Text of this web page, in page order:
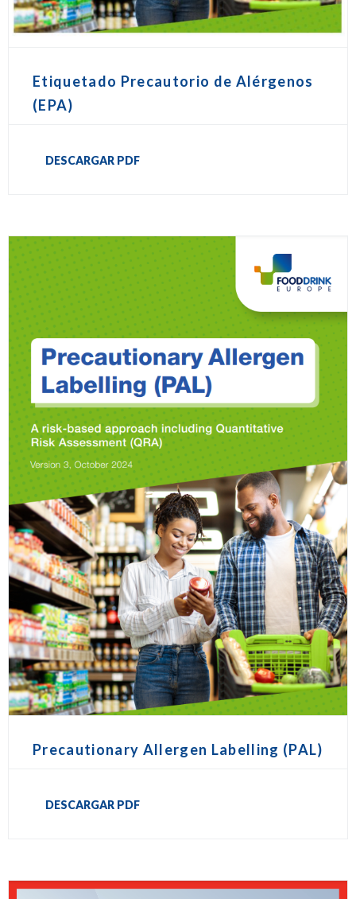
Etiquetado Precautorio de Alérgenos
(EPA)
DESCARGAR PDF
Precautionary Allergen Labelling (PAL)
DESCARGAR PDF